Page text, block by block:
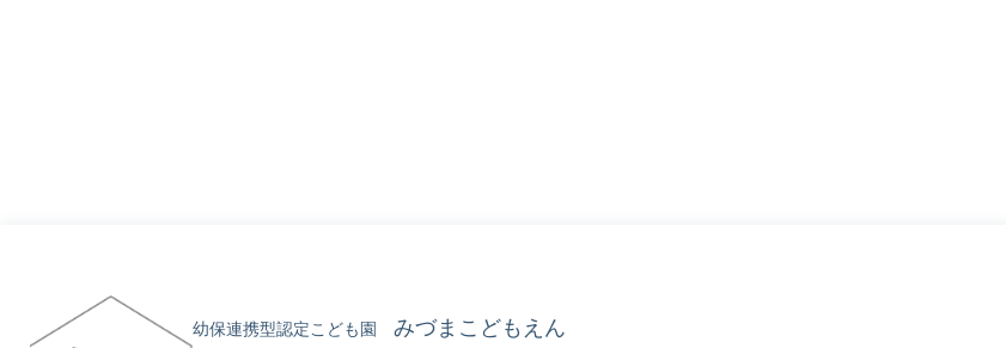
幼保連携型認定こども園 みづまこどもえん